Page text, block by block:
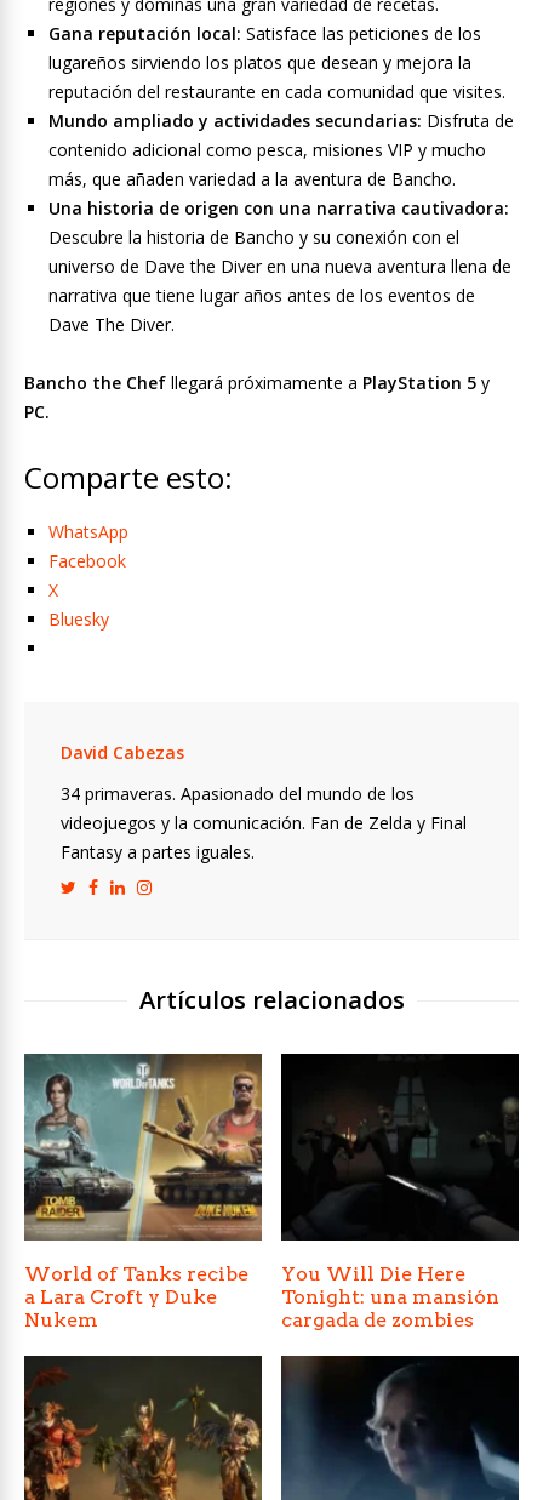
Gana reputación local: Satisface las peticiones de los
lugareños sirviendo los platos que desean y mejora la
reputación del restaurante en cada comunidad que visites.
Mundo ampliado y actividades secundarias: Disfruta de
contenido adicional como pesca, misiones VIP y mucho
más, que añaden variedad a la aventura de Bancho.
Una historia de origen con una narrativa cautivadora:
Descubre la historia de Bancho y su conexión con el
universo de Dave the Diver en una nueva aventura llena de
narrativa que tiene lugar años antes de los eventos de
Dave The Diver.
Bancho the Chef llegará próximamente a PlayStation 5 y
PC.
Comparte esto:
WhatsApp
Facebook
X
Bluesky
David Cabezas
34 primaveras. Apasionado del mundo de los
videojuegos y la comunicación. Fan de Zelda y Final
Fantasy a partes iguales.
Artículos relacionados
World of Tanks recibe
a Lara Croft y Duke
Nukem
You Will Die Here
Tonight: una mansión
cargada de zombies